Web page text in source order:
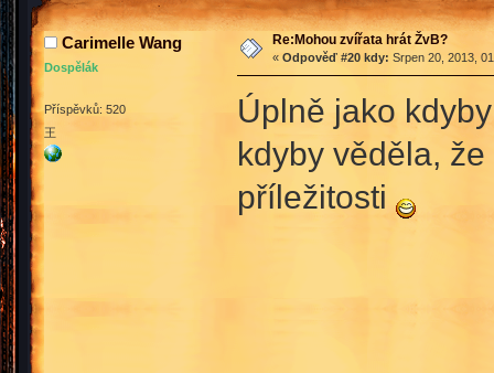
Carimelle Wang
Dospělák
Příspěvků: 520
王
Re:Mohou zvířata hrát ŽvB?
« Odpověď #20 kdy: Srpen 20, 2013,
Úplně jako
kdyby věděla,
příležitosti